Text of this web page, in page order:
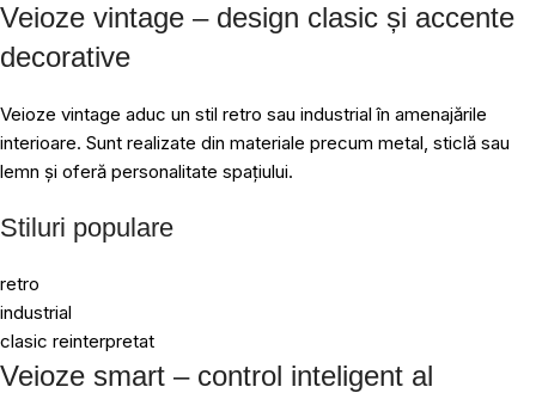
Veioze vintage – design clasic și accente
decorative
Veioze vintage aduc un stil retro sau industrial în amenajările
interioare. Sunt realizate din materiale precum metal, sticlă sau
lemn și oferă personalitate spațiului.
Stiluri populare
retro
industrial
clasic reinterpretat
Veioze smart – control inteligent al